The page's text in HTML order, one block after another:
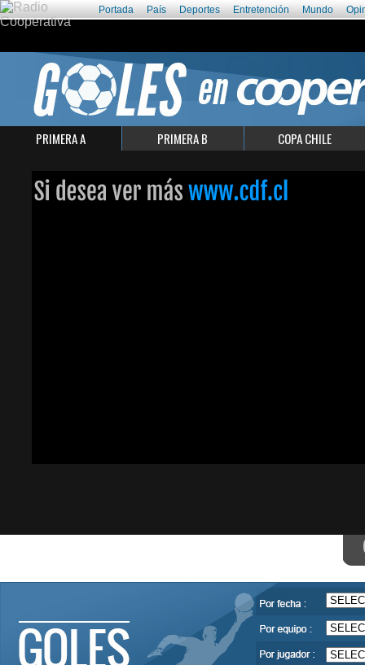
Portada País Deportes Entretención Mundo
PRIMERA A PRIMERA B COPA CHILE